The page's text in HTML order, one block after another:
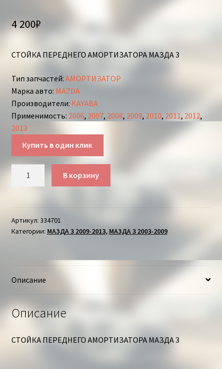
4 200₽
СТОЙКА ПЕРЕДНЕГО АМОРТИЗАТОРА МАЗДА 3
Тип запчастей: АМОРТИЗАТОР
Марка авто: MAZDA
Производители: KAYABA
Применимость: 2006, 2007, 2008, 2009, 2010, 2011, 2012,
2013
Купить в один клик
Количество
ЛЕВЫЙ
МАЗДА
В корзину
Артикул: 334701
Категории: МАЗДА 3 2009-2013, МАЗДА 3 2003-2009
Описание
Описание
СТОЙКА ПЕРЕДНЕГО АМОРТИЗАТОРА МАЗДА 3